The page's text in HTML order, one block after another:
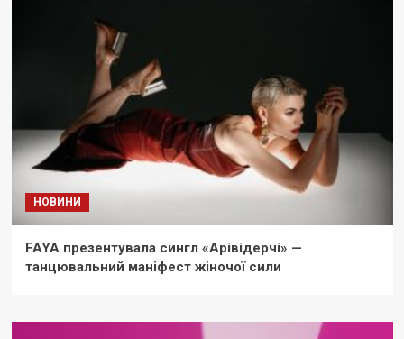
НОВИНИ
FAYA презентувала сингл «Арівідерчі» —
танцювальний маніфест жіночої сили